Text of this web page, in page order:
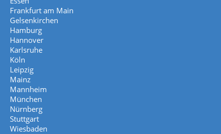
Frankfurt am Main
Gelsenkirchen
Hamburg
Hannover
Karlsruhe
Köln
Leipzig
Mainz
Mannheim
München
Nürnberg
Stuttgart
Wiesbaden